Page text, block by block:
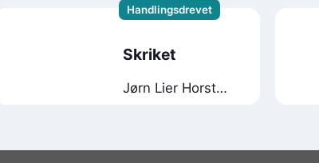
Handlingsdrevet
Skriket
Jørn Lier Horst